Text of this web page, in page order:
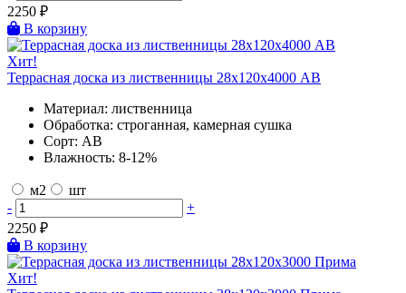
2250 ₽
В корзину
Хит!
Террасная доска из лиственницы 28х120х4000 AB
Материал: лиственница
Обработка: строганная, камерная сушка
Сорт: AB
Влажность: 8-12%
м2
шт
-
+
2250 ₽
В корзину
Хит!